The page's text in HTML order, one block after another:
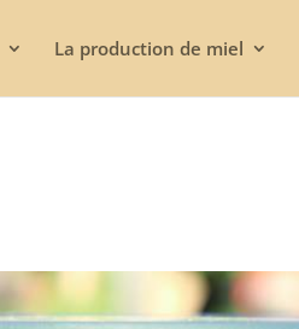
La production de miel